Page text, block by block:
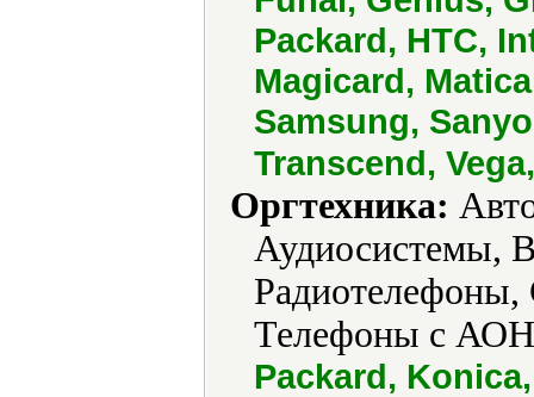
Packard, HTC,
Magicard,
Samsung,
Transcend,
Оргтехника:
Аудиосистемы,
Телефоны с
Packard,